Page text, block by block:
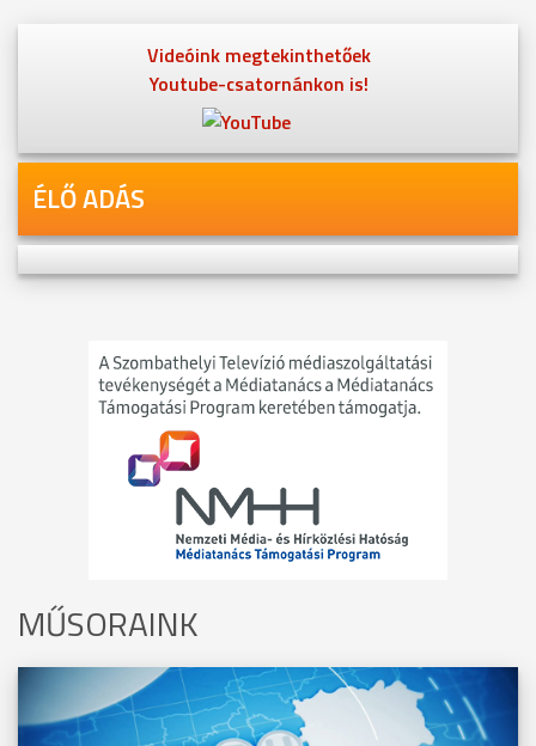
Videóink megtekinthetőek
Youtube-csatornánkon is!
ÉLŐ ADÁS
MŰSORAINK